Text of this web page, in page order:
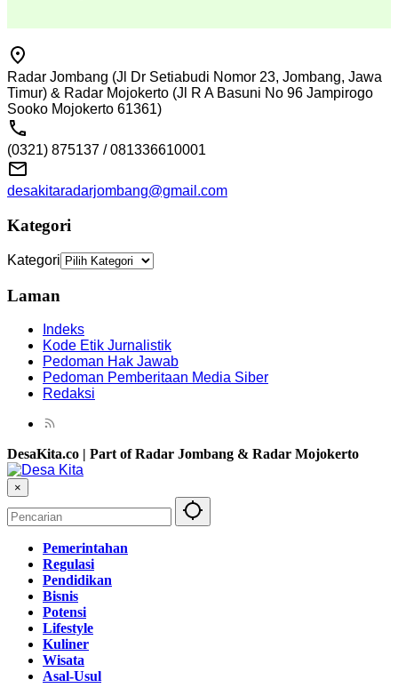
Radar Jombang (Jl Dr Setiabudi Nomor 23, Jombang, Jawa
Timur) & Radar Mojokerto (Jl R A Basuni No 96 Jampirogo
Sooko Mojokerto 61361)
(0321) 875137 / 081336610001
desakitaradarjombang@gmail.com
Kategori
Kategori
Laman
Indeks
Kode Etik Jurnalistik
Pedoman Hak Jawab
Pedoman Pemberitaan Media Siber
Redaksi
DesaKita.co | Part of Radar Jombang & Radar Mojokerto
×
Pemerintahan
Regulasi
Pendidikan
Bisnis
Potensi
Lifestyle
Kuliner
Wisata
Asal-Usul